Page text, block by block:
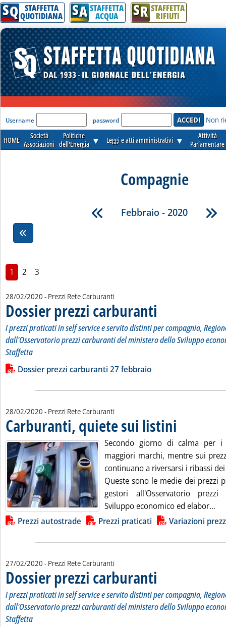
SQ STAFFETTA
QUOTIDIANA SA STAFFETTA
ACQUA SR STAFFETTA
RIFIUTI
'Modulo Login per accedere'
Username password Non
HOME
Società
Associazioni
Politiche
dell'Energia ▼ Leggi e atti amministrativi ▼
Attività
Parlamentare
Compagnie
Febbraio - 2020
1 2 3
28/02/2020 - Prezzi Rete Carburanti
Dossier prezzi carburanti
I prezzi praticati in self service e servito distinti per compagnia,
dall'Osservatorio prezzi carburanti del ministero dello Sviluppo
Staffetta
Leggi tutta la notizia: 'Dossier prezzi carburanti'
Lista allegati PDF alla notizia
Dossier prezzi carburanti 27 febbraio
28/02/2020 - Prezzi Rete Carburanti
Carburanti, quiete sui listini
Secondo giorno di calma per i
maggiori marchi, mentre sui
continuano a riversarsi i ribassi
Queste sono le medie dei prezzi
gestori all'Osservatorio
Sviluppo economico ed elabor...
Lista allegati PDF alla notizia
Prezzi autostrade Prezzi praticati Variazioni
27/02/2020 - Prezzi Rete Carburanti
Dossier prezzi carburanti
I prezzi praticati in self service e servito distinti per compagnia,
dall'Osservatorio prezzi carburanti del ministero dello Sviluppo
Staffetta